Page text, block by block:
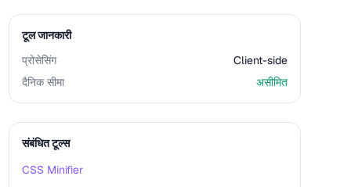
टूल जानकारी
प्रोसेसिंग
Client-side
दैनिक सीमा
असीमित
संबंधित टूल्स
CSS Minifier